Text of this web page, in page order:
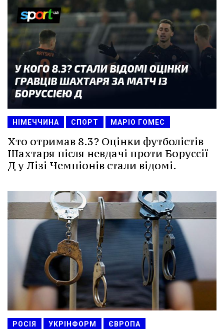
НІМЕЧЧИНА СПОРТ МАРІО ГОМЕС
Хто отримав 8.3? Оцінки футболістів
Шахтаря після невдачі проти Боруссії
Д у Лізі Чемпіонів стали відомі.
РОСІЯ УКРІНФОРМ ЄВРОПА